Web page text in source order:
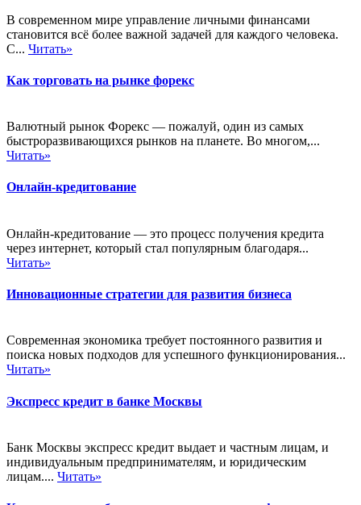
В современном мире управление личными финансами
становится всё более важной задачей для каждого человека.
С... Читать»
Как торговать на рынке форекс
Валютный рынок Форекс — пожалуй, один из самых
быстроразвивающихся рынков на планете. Во многом,...
Читать»
Онлайн-кредитование
Онлайн-кредитование — это процесс получения кредита
через интернет, который стал популярным благодаря...
Читать»
Инновационные стратегии для развития бизнеса
Современная экономика требует постоянного развития и
поиска новых подходов для успешного функционирования...
Читать»
Экспресс кредит в банке Москвы
Банк Москвы экспресс кредит выдает и частным лицам, и
индивидуальным предпринимателям, и юридическим
лицам.... Читать»